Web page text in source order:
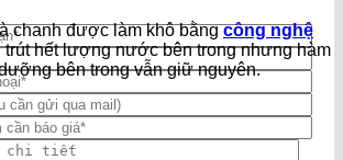
chanh được làm khô bằngcông nghệ
trút hết lượng nước bên trong nhưng hàm
bên trong vẫn giữ nguyên.